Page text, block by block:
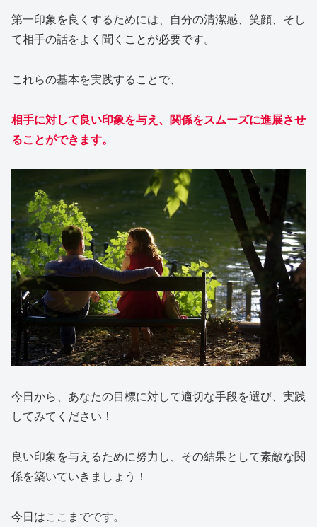
第一印象を良くするためには、自分の清潔感、笑顔、そし
て相手の話をよく聞くことが必要です。
これらの基本を実践することで、
相手に対して良い印象を与え、関係をスムーズに進展させ
ることができます。
今日から、あなたの目標に対して適切な手段を選び、実践
してみてください！
良い印象を与えるために努力し、その結果として素敵な関
係を築いていきましょう！
今日はここまでです。